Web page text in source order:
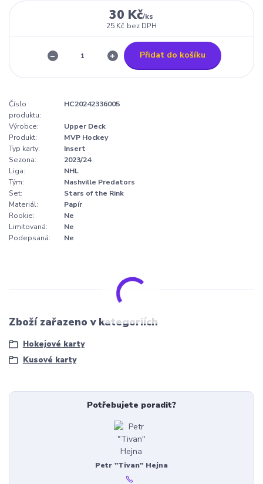
30 Kč/ks
25 Kč bez DPH
Přidat do košíku
Číslo
produktu:
HC20242336005
Výrobce:
Upper Deck
Produkt:
MVP Hockey
Typ karty:
Insert
Sezona:
2023/24
Liga:
NHL
Tým:
Nashville Predators
Set:
Stars of the Rink
Materiál:
Papír
Rookie:
Ne
Limitovaná:
Ne
Podepsaná:
Ne
Zboží zařazeno v kategoriích
Hokejové karty
Kusové karty
Potřebujete poradit?
Petr "Tivan" Hejna